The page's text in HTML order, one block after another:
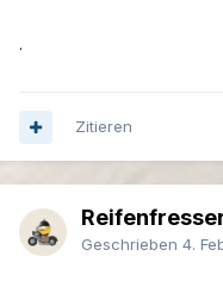
.
Zitieren
Geschrieben 4.